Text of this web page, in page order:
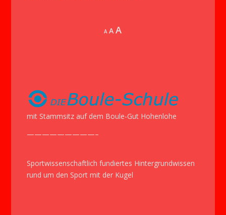
A Decrease
AReset
AIncrease
mit Stammsitz auf dem Boule-Gut Hohenlohe
—————————–
Sportwissenschaftlich fundiertes Hintergrundwissen
rund um den Sport mit der Kugel